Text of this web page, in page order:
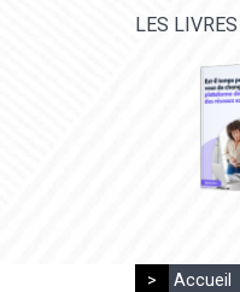
LES
> Accueil